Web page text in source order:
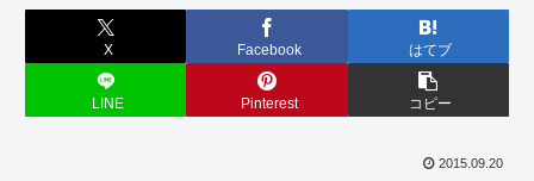
X Facebook はてブ
LINE Pinterest コピー
2015.09.20